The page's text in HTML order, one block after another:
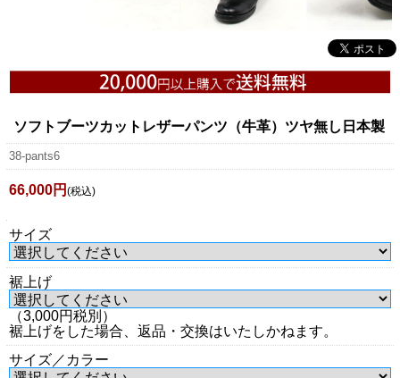
ソフトブーツカットレザーパンツ（牛革）ツヤ無し日本製
38-pants6
66,000円 (税込)
サイズ
裾上げ
（3,000円税別）
裾上げをした場合、返品・交換はいたしかねます。
サイズ／カラー